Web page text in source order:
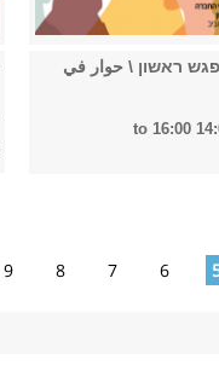
ראשון \ حوار في
16:00
6
7
8
9